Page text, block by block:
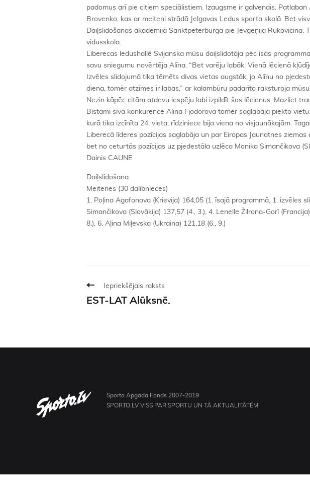
padomus arī pie citiem speciālistiem. Izaugsme ir galvenais.
Brovenko, kas ar meiteni strādā Jelgavas Ledus sporta skolā. Bet
Daiļslidošanas akadēmijā Sanktpēterburgā pie Jevgeņija Rukovicina.
vidusskola.
Liberecas ledushallē Svijanska mūsu daiļslidotāja pēc īsās
savu sniegumu novērtēja Alīna. “Bet varēju labāk. Vienā lēcienā
Izvēles slidojumā tika tēmēts divas vietas augstāk, jo Alīnu no
diena, tomēr atzīmes ir labas,” ar kalambūru padarīto raksturoja
Nezin kāpēc citām atdevu iespēju labi izpildīt šos lēcienus. Mazliet
Bīstami sīvā konkurencē Alīna Fjodorova tomēr saglabāja piekto
kurā tika izcīnīta 24. vieta, rīdziniece bija viena no visjaunākajām.
Liberecā līderes pozīcijas saglabāja un par Eiropas Jaunatnes
bet no ceturtās pozīcijas uz pjedestāla uzlēca Monika Simančikova
Dainis CAUNE
Daiļslidošana
Meitenes (30 dalībnieces)
1. Poļina Agafonova (Krievija) 164,05 (1. īsajā programmā, 1. izvēles
Simančikova (Slovākija) 137,57 (4., 3.), 4. Lenelle Žilrona-Gorī
8.), 6. Aļina Miļevska (Ukraina) 121,18 (6., 9.)
Iepriekšējais raksts
EST-LAT Alūksnē.
Sporta Apgāda Fonds 2007-2019
SPORTO.LV VISS PAR SPORTU UN TĀ AKTUALITĀTĒM